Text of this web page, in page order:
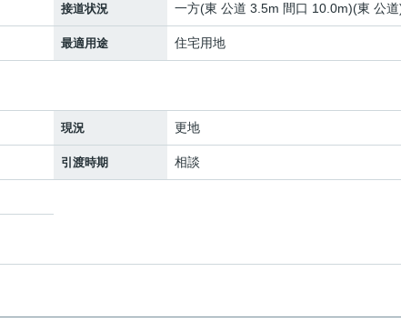
接道状況 一方(東 公道 3.5m 間口 10.0m)(東 公
最適用途 住宅用地
現況 更地
引渡時期 相談